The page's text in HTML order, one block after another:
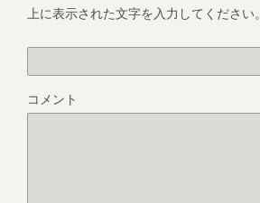
上に表示された文字を入力してください。
コメント